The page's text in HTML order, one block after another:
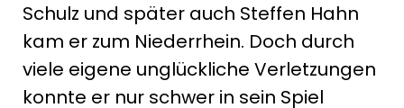
Schulz und später auch Steffen Hahn
kam er zum Niederrhein. Doch durch
viele eigene unglückliche Verletzungen
konnte er nur schwer in sein Spiel